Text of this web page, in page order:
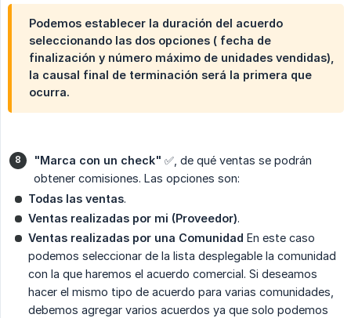
Podemos establecer la duración del acuerdo
seleccionando las dos opciones ( fecha de
finalización y número máximo de unidades vendidas),
la causal final de terminación será la primera que
ocurra.
"Marca con un check" ✅, de qué ventas se podrán
obtener comisiones. Las opciones son:
Todas las ventas.
Ventas realizadas por mi (Proveedor).
Ventas realizadas por una Comunidad En este caso
podemos seleccionar de la lista desplegable la comunidad
con la que haremos el acuerdo comercial. Si deseamos
hacer el mismo tipo de acuerdo para varias comunidades,
debemos agregar varios acuerdos ya que solo podemos